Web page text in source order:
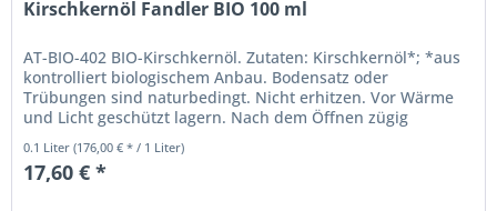
Kirschkernöl Fandler BIO 100 ml
AT-BIO-402 BIO-Kirschkernöl. Zutaten: Kirschkernöl*; *aus
kontrolliert biologischem Anbau. Bodensatz oder
Trübungen sind naturbedingt. Nicht erhitzen. Vor Wärme
und Licht geschützt lagern. Nach dem Öffnen zügig
0.1 Liter(176,00 € * / 1 Liter)
17,60 € *